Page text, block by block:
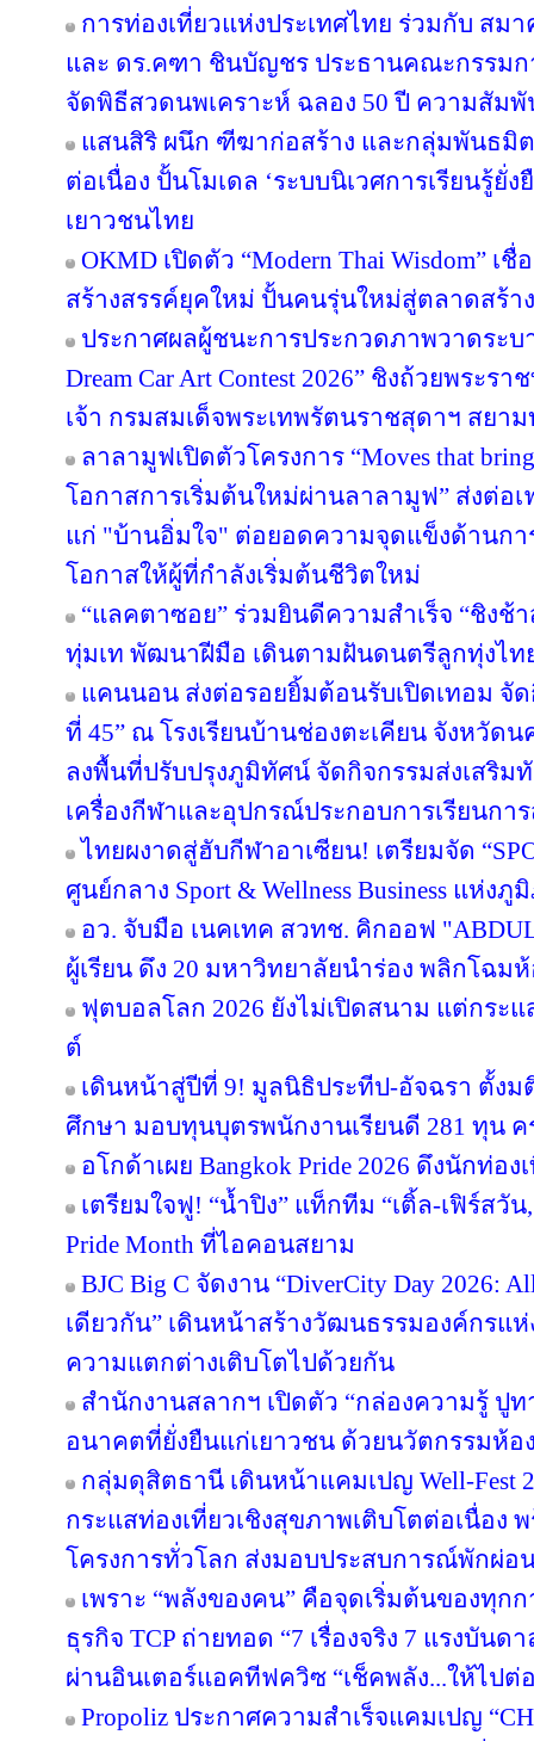
การท่องเที่ยวแห่งประเทศไทย ร่วมกับ สม
และ ดร.คฑา ชินบัญชร ประธานคณะกรรมก
จัดพิธีสวดนพเคราะห์ ฉลอง 50 ปี ความสัม
แสนสิริ ผนึก ฑีฆาก่อสร้าง และกลุ่มพันธมิ
ต่อเนื่อง ปั้นโมเดล ‘ระบบนิเวศการเรียนรู้
เยาวชนไทย
OKMD เปิดตัว “Modern Thai Wisdom”
สร้างสรรค์ยุคใหม่ ปั้นคนรุ่นใหม่สู่ตลาดสร้า
ประกาศผลผู้ชนะการประกวดภาพวาดระบ
Dream Car Art Contest 2026” ชิงถ้วยพระ
เจ้า กรมสมเด็จพระเทพรัตนราชสุดาฯ สยา
ลาลามูฟเปิดตัวโครงการ “Moves that
โอกาสการเริ่มต้นใหม่ผ่านลาลามูฟ” ส่งต่อเ
แก่ "บ้านอิ่มใจ" ต่อยอดความจุดแข็งด้านก
โอกาสให้ผู้ที่กำลังเริ่มต้นชีวิตใหม่
“แลคตาซอย” ร่วมยินดีความสำเร็จ “ชิงช้
ทุ่มเท พัฒนาฝีมือ เดินตามฝันดนตรีลูกทุ่งไท
แคนนอน ส่งต่อรอยยิ้มต้อนรับเปิดเทอม จัด
ที่ 45” ณ โรงเรียนบ้านช่องตะเคียน จังหวัด
ลงพื้นที่ปรับปรุงภูมิทัศน์ จัดกิจกรรมส่งเสริม
เครื่องกีฬาและอุปกรณ์ประกอบการเรียนกา
ไทยผงาดสู่ฮับกีฬาอาเซียน! เตรียมจัด
ศูนย์กลาง Sport & Wellness Business แห่งภู
อว. จับมือ เนคเทค สวทช. คิกออฟ
ผู้เรียน ดึง 20 มหาวิทยาลัยนำร่อง พลิกโฉม
ฟุตบอลโลก 2026 ยังไม่เปิดสนาม แต่กระ
ต์
เดินหน้าสู่ปีที่ 9! มูลนิธิประทีป-อัจฉรา ตั้งม
ศึกษา มอบทุนบุตรพนักงานเรียนดี 281 ทุน
อโกด้าเผย Bangkok Pride 2026 ดึงนักท่อ
เตรียมใจฟู! “น้ำปิง” แท็กทีม “เติ้ล-เฟิร์ส
Pride Month ที่ไอคอนสยาม
BJC Big C จัดงาน “DiverCity Day 2026:
เดียวกัน” เดินหน้าสร้างวัฒนธรรมองค์กรแ
ความแตกต่างเติบโตไปด้วยกัน
สำนักงานสลากฯ เปิดตัว “กล่องความรู้ ปูท
อนาคตที่ยั่งยืนแก่เยาวชน ด้วยนวัตกรรมห้
กลุ่มดุสิตธานี เดินหน้าแคมเปญ Well-Fest
กระแสท่องเที่ยวเชิงสุขภาพเติบโตต่อเนื่อง
โครงการทั่วโลก ส่งมอบประสบการณ์พักผ่อ
เพราะ “พลังของคน” คือจุดเริ่มต้นของทุก
ธุรกิจ TCP ถ่ายทอด “7 เรื่องจริง 7 แรงบันด
ผ่านอินเตอร์แอคทีฟควิซ “เช็คพลัง...ให้ไปต่
Propoliz ประกาศความสำเร็จแคมเปญ